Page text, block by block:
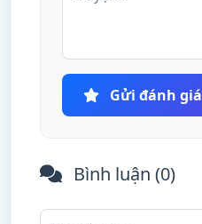
Gửi đánh giá
Bình luận (0)